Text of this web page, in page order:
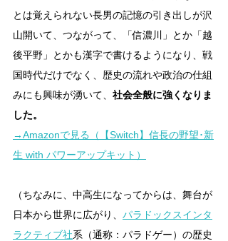
とは覚えられない長男の記憶の引き出しが沢
山開いて、つながって、「信濃川」とか「越
後平野」とかも漢字で書けるようになり、戦
国時代だけでなく、歴史の流れや政治の仕組
みにも興味が湧いて、 社会全般に強くなりま
した。
→Amazonで見る（【Switch】信長の野望･新
生 with パワーアップキット）
（ちなみに、中高生になってからは、舞台が
日本から世界に広がり、 パラドックスインタ
ラクティブ社系（通称：パラドゲー）の歴史